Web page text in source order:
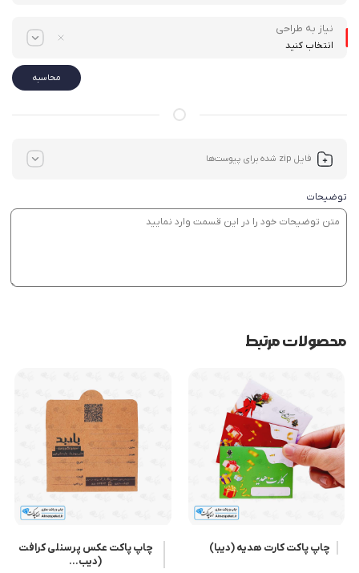
نیاز به طراحی
انتخاب کنید
محاسبه
فایل zip شده برای پیوست‌ها
توضیحات
محصولات مرتبط
چاپ پاکت کارت هدیه (دیبا)
چاپ پاکت عکس پرسنلی کرافت
(دیب...